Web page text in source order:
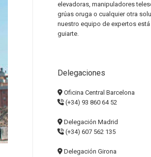
elevadoras, manipuladores
grúas oruga o cualquier otra
nuestro equipo de expertos
guiarte.
Delegaciones
Oficina Central Barcelona
(+34) 93 860 64 52
Delegación Madrid
(+34) 607 562 135
Delegación Girona